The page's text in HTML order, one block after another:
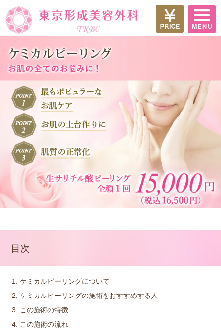
目次
ケミカルピーリングについて
ケミカルピーリングの施術をおすすめする人
この施術の特徴
この施術の流れ